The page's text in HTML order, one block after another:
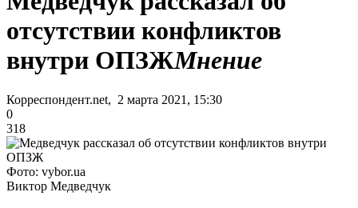
отсутствии конфликтов
внутри ОПЗЖМнение
Корреспондент.net, 2 марта 2021, 15:30
0
318
Фото: vybor.ua
Виктор Медведчук